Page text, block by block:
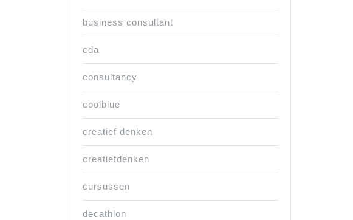
business consultant
cda
consultancy
coolblue
creatief denken
creatiefdenken
cursussen
decathlon